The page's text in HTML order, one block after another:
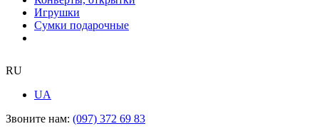
Игрушки
Сумки подарочные
RU
UA
Звоните нам: (097) 372 69 83